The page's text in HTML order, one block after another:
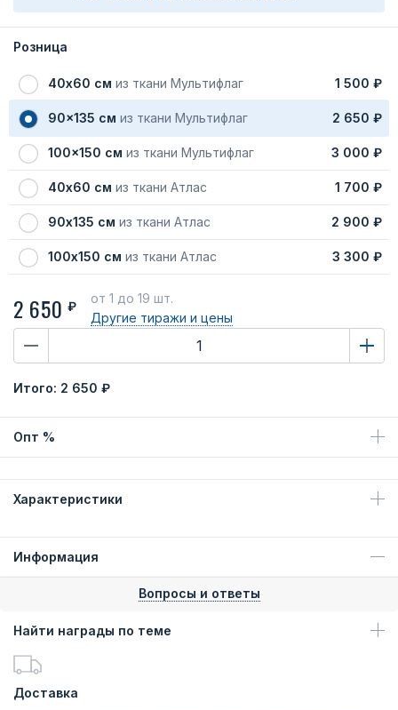
Розница
40х60 см из ткани Мультифлаг 1 500 ₽
90x135 см из ткани Мультифлаг 2 650 ₽
100x150 см из ткани Мультифлаг 3 000 ₽
40х60 см из ткани Атлас 1 700 ₽
90х135 см из ткани Атлас 2 900 ₽
100х150 см из ткани Атлас 3 300 ₽
2 650 ₽
от 1 до 19 шт.
Другие тиражи и цены
Итого: 2 650 ₽
Опт %
Характеристики
Информация
Вопросы и ответы
Найти награды по теме
Доставка